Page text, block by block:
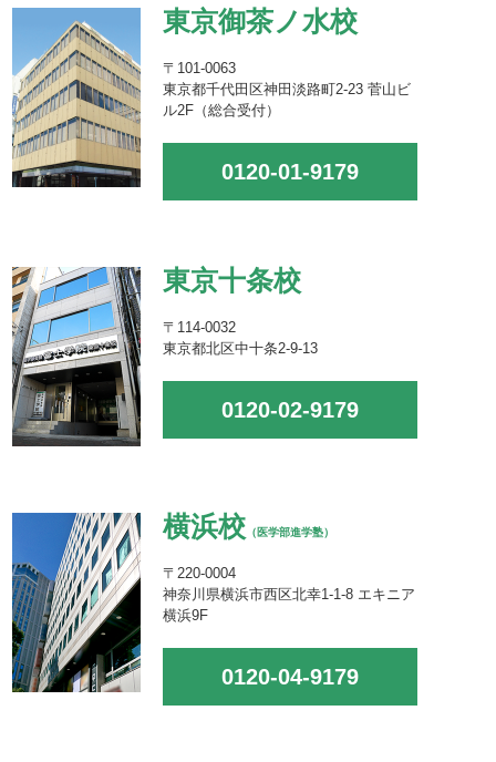
東京御茶ノ水校
〒101-0063
東京都千代田区神田淡路町2-23 菅山ビ
ル2F（総合受付）
0120-01-9179
東京十条校
〒114-0032
東京都北区中十条2-9-13
0120-02-9179
横浜校 （医学部進学塾）
〒220-0004
神奈川県横浜市西区北幸1-1-8 エキニア
横浜9F
0120-04-9179